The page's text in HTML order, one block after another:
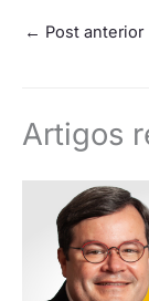
← Post anterior
Artigos